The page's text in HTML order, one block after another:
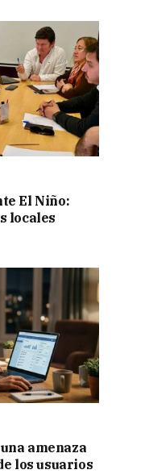
El Niño:
locales
amenaza
los usuarios